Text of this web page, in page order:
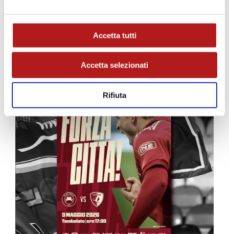
Accetta tutti
Accetta selezionati
Rifiuta
MATCH PROGRAM